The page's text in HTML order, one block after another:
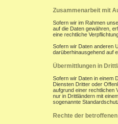
Zusammenarbeit mit
Sofern wir im Rahmen
auf die Daten gewähren,
eine rechtliche
Sofern wir Daten anderen
darüberhinausgehend auf
Übermittlungen in
Sofern wir Daten in einem
Diensten Dritter oder
aufgrund einer rechtlichen
nur in Drittländern mit
sogenannte
Rechte der